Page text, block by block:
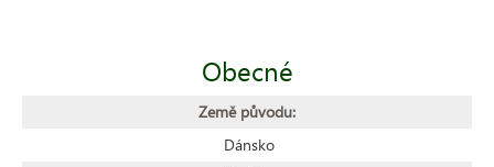
Obecné
Země původu:
Dánsko